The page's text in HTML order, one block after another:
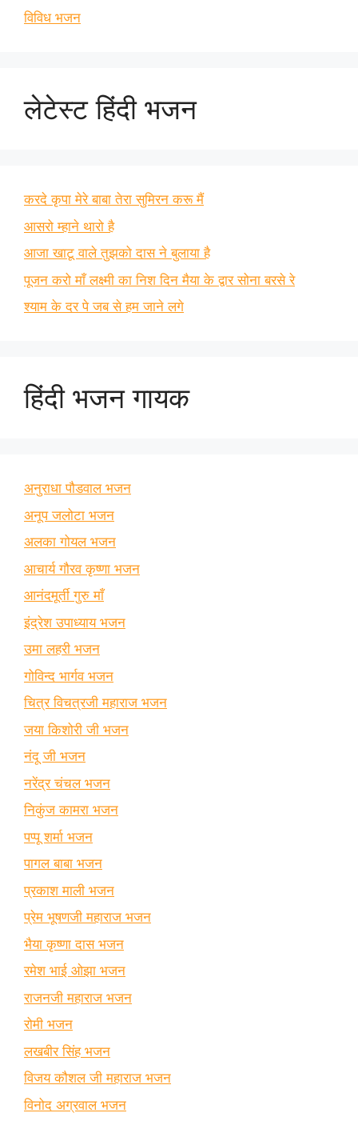
विविध भजन
लेटेस्ट हिंदी भजन
करदे कृपा मेरे बाबा तेरा सुमिरन करू मैं
आसरो म्हाने थारो है
आजा खाटू वाले तुझको दास ने बुलाया है
पूजन करो माँ लक्ष्मी का निश दिन मैया के द्वार सोना बरसे रे
श्याम के दर पे जब से हम जाने लगे
हिंदी भजन गायक
अनुराधा पौडवाल भजन
अनूप जलोटा भजन
अलका गोयल भजन
आचार्य गौरव कृष्णा भजन
आनंदमूर्ती गुरु माँ
इंद्रेश उपाध्याय भजन
उमा लहरी भजन
गोविन्द भार्गव भजन
चित्र विचत्रजी महाराज भजन
जया किशोरी जी भजन
नंदू जी भजन
नरेंद्र चंचल भजन
निकुंज कामरा भजन
पप्पू शर्मा भजन
पागल बाबा भजन
प्रकाश माली भजन
प्रेम भूषणजी महाराज भजन
भैया कृष्णा दास भजन
रमेश भाई ओझा भजन
राजनजी महाराज भजन
रोमी भजन
लखबीर सिंह भजन
विजय कौशल जी महाराज भजन
विनोद अग्रवाल भजन